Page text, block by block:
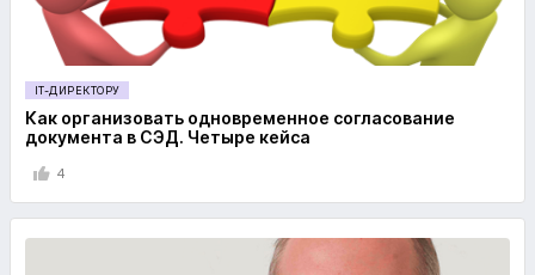
IT-ДИРЕКТОРУ
Как организовать одновременное согласование
документа в СЭД. Четыре кейса
4